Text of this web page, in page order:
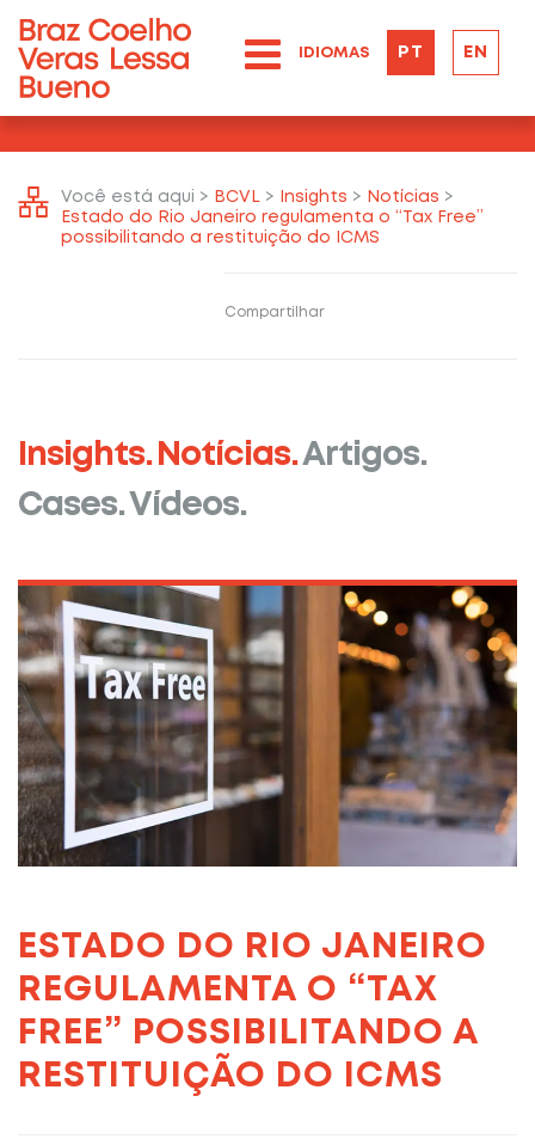
IDIOMAS PT EN
Você está aqui > BCVL > Insights > Notícias >
Estado do Rio Janeiro regulamenta o “Tax Free”
possibilitando a restituição do ICMS
Compartilhar
Insights. Notícias.Artigos.
Cases. Vídeos.
ESTADO DO RIO JANEIRO
REGULAMENTA O “TAX
FREE” POSSIBILITANDO A
RESTITUIÇÃO DO ICMS